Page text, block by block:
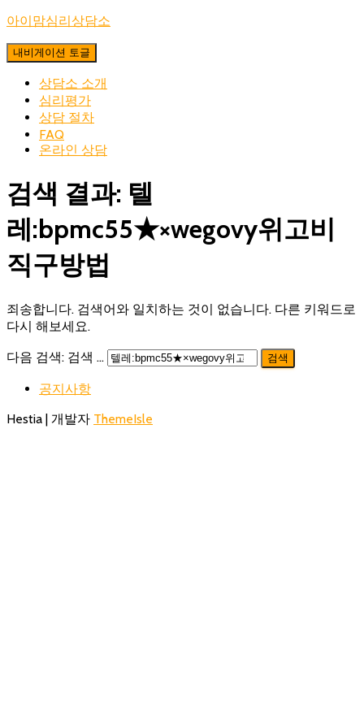
아이맘심리상담소
내비게이션 토글
상담소 소개
심리평가
상담 절차
FAQ
온라인 상담
검색 결과: 텔
레:bpmc55★×wegovy위고비
직구방법
죄송합니다. 검색어와 일치하는 것이 없습니다. 다른 키워드로
다시 해보세요.
다음 검색: 검색 …
공지사항
Hestia | 개발자 ThemeIsle